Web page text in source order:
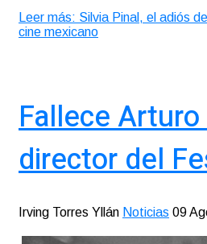
Leer más: Silvia Pinal, el adiós
cine mexicano
Fallece
director del
Irving Torres Yllán Noticias 09